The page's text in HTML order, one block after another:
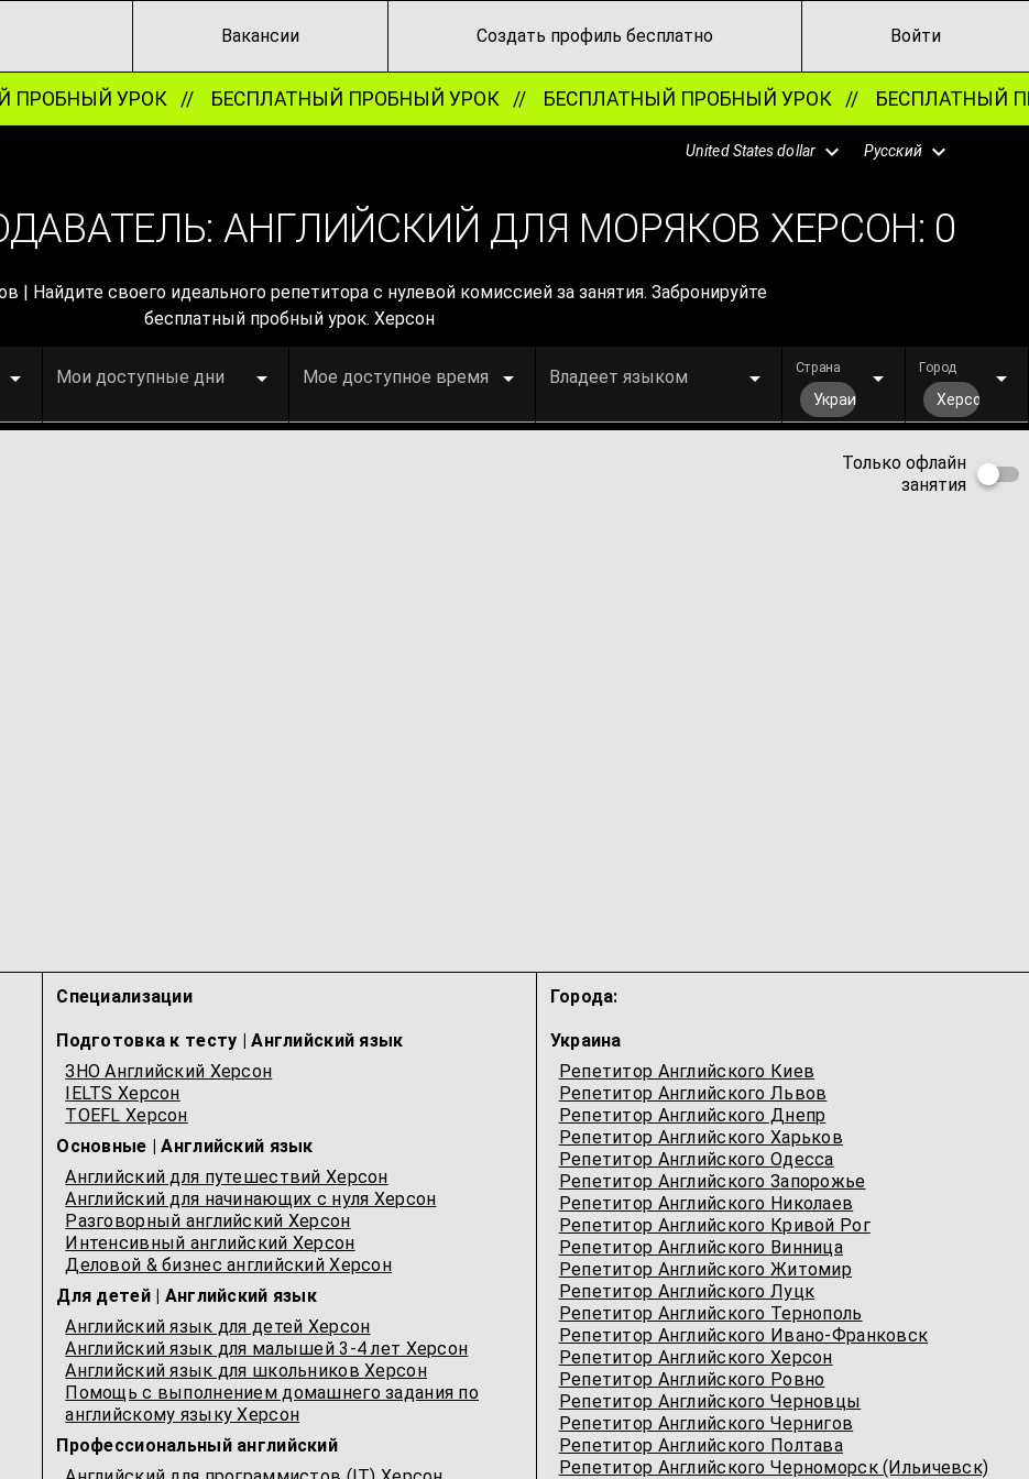
Вакансии Создать профиль бесплатно Войти
УРОК //БЕСПЛАТНЫЙ ПРОБНЫЙ УРОК //БЕСПЛАТНЫЙ ПРОБНЫЙ УРОК //БЕСПЛАТНЫЙ
United States dollar Русский
АНГЛИЙСКИЙ ДЛЯ МОРЯКОВ ХЕРСОН: 0
| Найдите своего идеального репетитора с нулевой комиссией за занятия. Забронируйте
бесплатный пробный урок. Херсон
Мои доступные дни Мое доступное время Владеет языком Страна
Украина
Город
Херсон
Только офлайн
занятия
Специализации
Подготовка к тесту | Английский язык
ЗНО Английский Херсон
IELTS Херсон
TOEFL Херсон
Основные | Английский язык
Английский для путешествий Херсон
Английский для начинающих с нуля Херсон
Разговорный английский Херсон
Интенсивный английский Херсон
Деловой & бизнес английский Херсон
Для детей | Английский язык
Английский язык для детей Херсон
Английский язык для малышей 3-4 лет Херсон
Английский язык для школьников Херсон
Помощь с выполнением домашнего задания по
английскому языку Херсон
Профессиональный английский
Города:
Украина
Репетитор Английского Киев
Репетитор Английского Львов
Репетитор Английского Днепр
Репетитор Английского Харьков
Репетитор Английского Одесcа
Репетитор Английского Запорожье
Репетитор Английского Николаев
Репетитор Английского Кривой Рог
Репетитор Английского Винница
Репетитор Английского Житомир
Репетитор Английского Луцк
Репетитор Английского Тернополь
Репетитор Английского Ивано-Франковск
Репетитор Английского Херсон
Репетитор Английского Ровно
Репетитор Английского Черновцы
Репетитор Английского Чернигов
Репетитор Английского Полтава
Репетитор Английского Черноморск (Ильичевск)